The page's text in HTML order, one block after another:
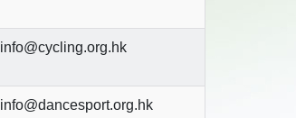
info@cycling.org.hk
info@dancesport.org.hk